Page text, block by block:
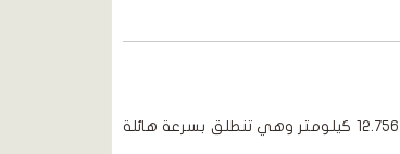
موقع رسول الله ثمة كرة عملاقة نصف قطرها 12.756 كيلومتر وهي تنطلق بسرعة هائلة